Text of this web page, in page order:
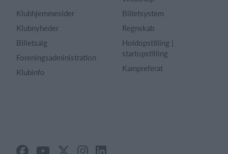
Klubhjemmesider
Klubnyheder
Billetsalg
Foreningsadministration
Klubinfo
Billetsystem
Regnskab
Holdopstilling |
startopstilling
Kampreferat